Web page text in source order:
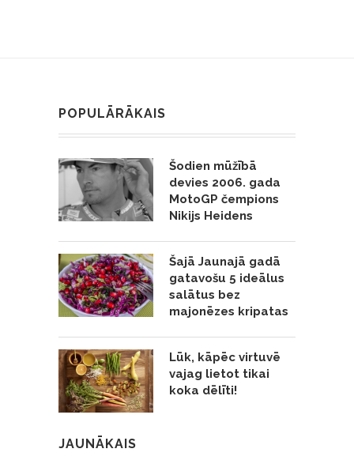
POPULĀRĀKAIS
Šodien mūžībā
devies 2006. gada
MotoGP čempions
Nikijs Heidens
Šajā Jaunajā gadā
gatavošu 5 ideālus
salātus bez
majonēzes kripatas
Lūk, kāpēc virtuvē
vajag lietot tikai
koka dēlīti!
JAUNĀKAIS